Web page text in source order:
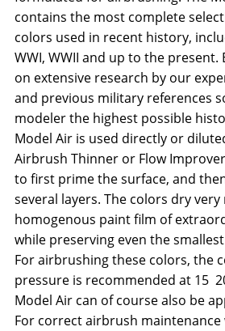
contains the most complete
colors used in recent history,
WWI, WWII and up to the present.
on extensive research by our
and previous military references
modeler the highest possible
Model Air is used directly or
Airbrush Thinner or Flow
to first prime the surface, and
several layers. The colors dry
homogenous paint film of
while preserving even the
For airbrushing these colors, the
pressure is recommended at 15 
Model Air can of course also be
For correct airbrush